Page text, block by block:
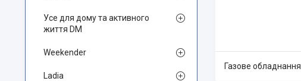
Газове обладнання
Усе для дому та активного
життя DM
Weekender
Ladia